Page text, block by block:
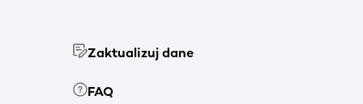
Zaktualizuj dane
FAQ